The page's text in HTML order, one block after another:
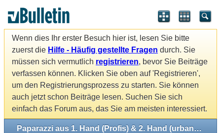
Wenn dies Ihr erster Besuch hier ist, lesen Sie bitte
zuerst die Hilfe - Häufig gestellte Fragen durch. Sie
müssen sich vermutlich registrieren, bevor Sie Beiträge
verfassen können. Klicken Sie oben auf 'Registrieren',
um den Registrierungsprozess zu starten. Sie können
auch jetzt schon Beiträge lesen. Suchen Sie sich
einfach das Forum aus, das Sie am meisten interessiert.
Paparazzi aus 1. Hand (Profis) & 2. Hand (urbane Mythen)